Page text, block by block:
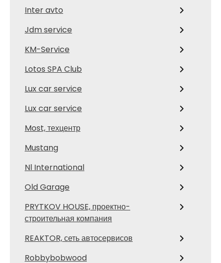
Inter avto
Jdm service
KM-Service
Lotos SPA Club
Lux car service
Lux car service
Most, техцентр
Mustang
Nl International
Old Garage
PRYTKOV HOUSE, проектно-
строительная компания
REAKTOR, сеть автосервисов
Robbybobwood